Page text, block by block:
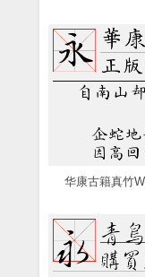
华康古籍真竹